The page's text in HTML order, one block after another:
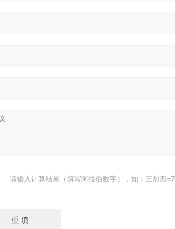
请输入计算结果（填写阿拉伯数字），如：三加四=7